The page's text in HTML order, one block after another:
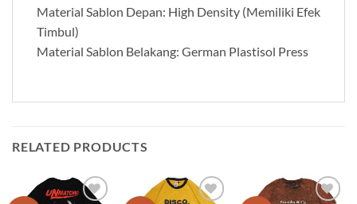
Material Sablon Depan: High Density (Memiliki Efek
Timbul)
Material Sablon Belakang: German Plastisol Press
RELATED PRODUCTS